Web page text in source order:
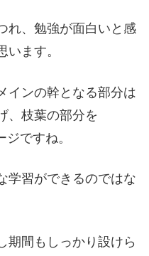
れ、勉強が面白いと感
います。
インの幹となる部分は
、枝葉の部分を
ですね。
学習ができるのではな
期間もしっかり設けら